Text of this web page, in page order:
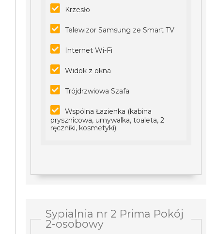
Krzesło
Telewizor Samsung ze Smart TV
Internet Wi-Fi
Widok z okna
Trójdrzwiowa Szafa
Wspólna Łazienka (kabina
prysznicowa, umywalka, toaleta, 2
ręczniki, kosmetyki)
Sypialnia nr 2 Prima Pokój
2-osobowy